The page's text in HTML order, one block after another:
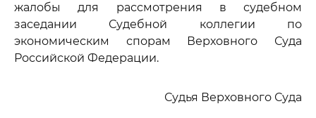
жалобы для рассмотрения в судебном
заседании Судебной коллегии по
экономическим спорам Верховного Суда
Российской Федерации.
Судья Верховного Суда